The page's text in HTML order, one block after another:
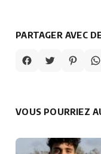
PARTAGER AVEC
VOUS POURRIEZ